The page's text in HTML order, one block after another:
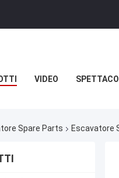
VIDEO
Spare Parts Escavatore